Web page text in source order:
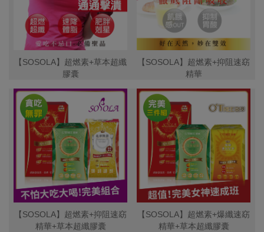
【SOSOLA】超燃素+草本超纖
膠囊
【SOSOLA】超燃素+抑阻速窈
精華
【SOSOLA】超燃素+抑阻速窈
精華+草本超纖膠囊
【SOSOLA】超燃素+爆纖速窈
精華+草本超纖膠囊